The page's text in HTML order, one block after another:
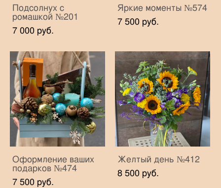
Подсолнух с
ромашкой №201
7 000 pуб.
Яркие моменты №574
7 500 pуб.
Оформление ваших
подарков №474
7 500 pуб.
Желтый день №412
8 500 pуб.